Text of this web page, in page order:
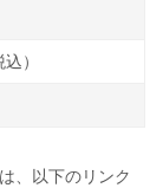
）
、以下のリンク